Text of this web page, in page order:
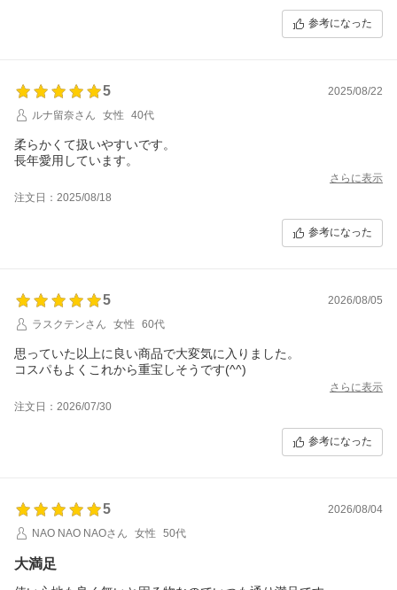
参考になった
5
2025/08/22
ルナ留奈さん
女性 40代
柔らかくて扱いやすいです。
長年愛用しています。
さらに表示
注文日：2025/08/18
参考になった
5
2026/08/05
ラスクテンさん
女性 60代
思っていた以上に良い商品で大変気に入りました。
コスパもよくこれから重宝しそうです(^^)
さらに表示
注文日：2026/07/30
参考になった
5
2026/08/04
NAO NAO NAOさん
女性 50代
大満足